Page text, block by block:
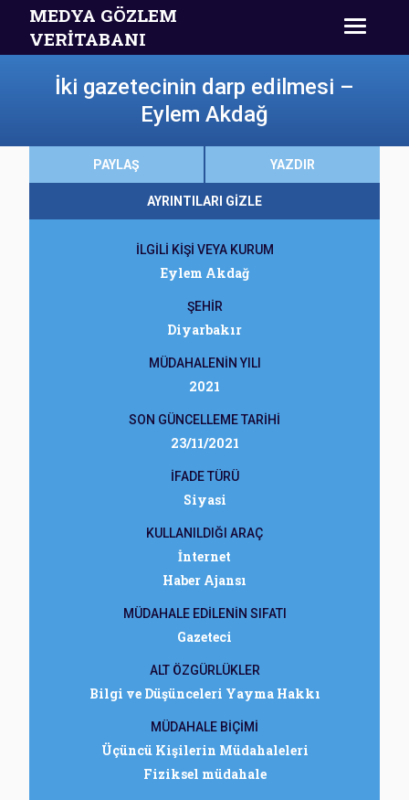
MEDYA GÖZLEM
VERİTABANI
İki gazetecinin darp edilmesi –
Eylem Akdağ
PAYLAŞ YAZDIR
AYRINTILARI GİZLE
İLGİLİ KİŞİ VEYA KURUM
Eylem Akdağ
ŞEHİR
Diyarbakır
MÜDAHALENİN YILI
2021
SON GÜNCELLEME TARİHİ
23/11/2021
İFADE TÜRÜ
Siyasi
KULLANILDIĞI ARAÇ
İnternet
Haber Ajansı
MÜDAHALE EDİLENİN SIFATI
Gazeteci
ALT ÖZGÜRLÜKLER
Bilgi ve Düşünceleri Yayma Hakkı
MÜDAHALE BİÇİMİ
Üçüncü Kişilerin Müdahaleleri
Fiziksel müdahale